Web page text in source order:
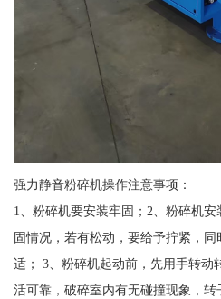
强力静音粉碎机操作注意事项：
1、粉碎机要安装牢固；2、粉碎机
固情况，若有松动，要给予拧紧，
适； 3、粉碎机起动前，先用手转动
活可靠，破碎室内有无碰撞现象，